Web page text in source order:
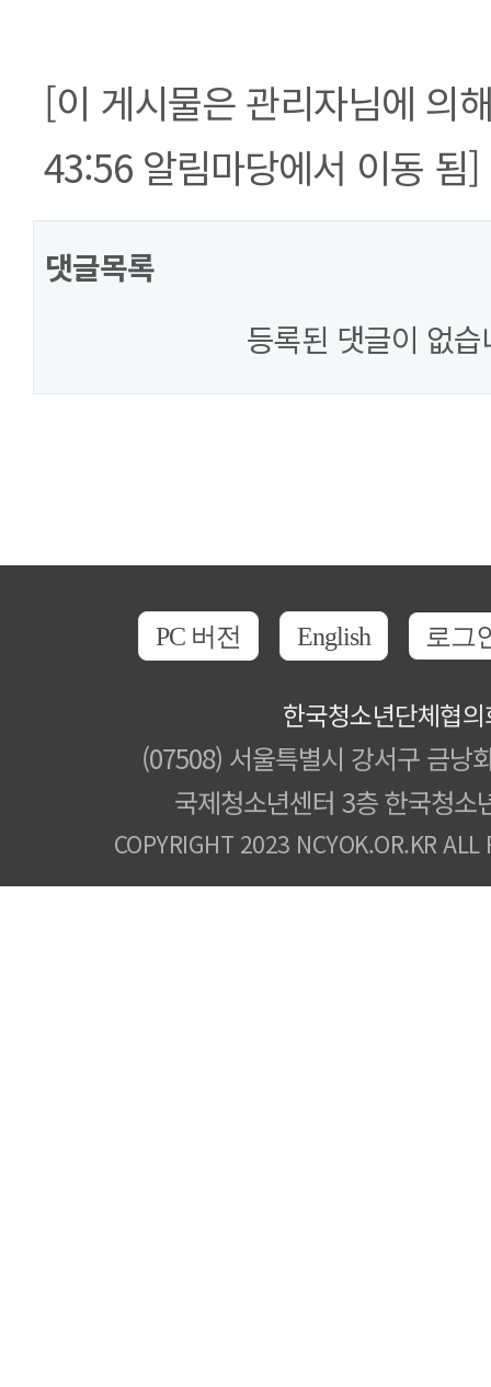
[이 게시물은 관리자님에 의
43:56 알림마당에서 이동 됨]
댓글목록
등록된 댓글이 없습
PC 버전 English 로그
한국청소년단체협
(07508) 서울특별시 강서구 금낭
국제청소년센터 3층 한국청소
COPYRIGHT 2023 NCYOK.OR.KR ALL